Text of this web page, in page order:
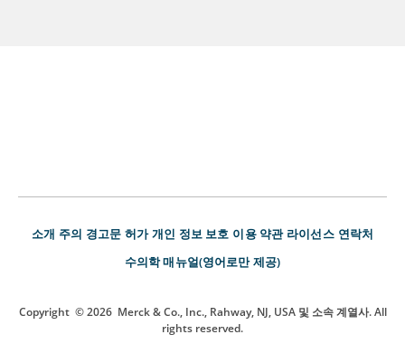
소개 주의 경고문 허가 개인 정보 보호 이용 약관 라이선스 연락처
수의학 매뉴얼(영어로만 제공)
Copyright © 2026 Merck & Co., Inc., Rahway, NJ, USA 및 소속 계열사. All
rights reserved.